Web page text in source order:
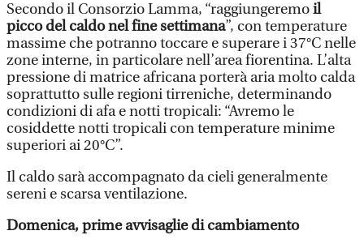
Secondo il Consorzio Lamma, “raggiungeremoil
picco del caldo nel fine settimana”, con temperature
massime che potranno toccare e superare i 37°C nelle
zone interne, in particolare nell’area fiorentina. L’alta
pressione di matrice africana porterà aria molto calda
soprattutto sulle regioni tirreniche, determinando
condizioni di afa e notti tropicali: “Avremo le
cosiddette notti tropicali con temperature minime
superiori ai 20°C”.
Il caldo sarà accompagnato da cieli generalmente
sereni e scarsa ventilazione.
Domenica, prime avvisaglie di cambiamento